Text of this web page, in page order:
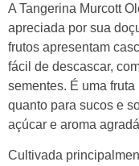
A Tangerina Murcott
apreciada por sua
frutos apresentam
fácil de descascar,
sementes. É uma
quanto para sucos e
açúcar e aroma
Cultivada